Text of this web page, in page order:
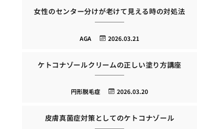
女性のセンター分けが老けて見える時の対処法
2026.03.21
AGA
ケトコナゾールクリームの正しい塗り方講座
2026.03.20
円形脱毛症
皮膚真菌症対策としてのケトコナゾール